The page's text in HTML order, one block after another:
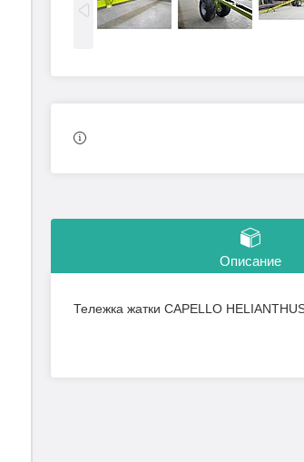
Описание
Тележка жатки CAPELLO